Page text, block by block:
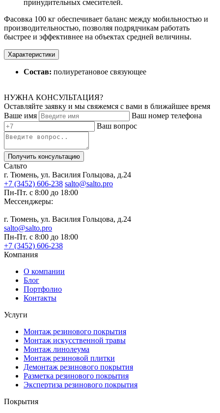
принудительных смесителей.
Фасовка 100 кг обеспечивает баланс между мобильностью и
производительностью, позволяя подрядчикам работать
быстрее и эффективнее на объектах средней величины.
Характеристики
Состав: полиуретановое связующее
НУЖНА КОНСУЛЬТАЦИЯ?
Оставляйте заявку и мы свяжемся с вами в ближайшее время
Ваше имя
Ваш номер телефона
Ваш вопрос
Получить консультацию
Сальто
г. Тюмень, ул. Василия Гольцова, д.24
+7 (3452) 606-238 salto@salto.pro
Пн-Пт. с 8:00 до 18:00
Мессенджеры:
г. Тюмень, ул. Василия Гольцова, д.24
salto@salto.pro
Пн-Пт. с 8:00 до 18:00
+7 (3452) 606-238
Компания
О компании
Блог
Портфолио
Контакты
Услуги
Монтаж резинового покрытия
Монтаж искусственной травы
Монтаж линолеума
Монтаж резиновой плитки
Демонтаж резинового покрытия
Разметка резинового покрытия
Экспертиза резинового покрытия
Покрытия